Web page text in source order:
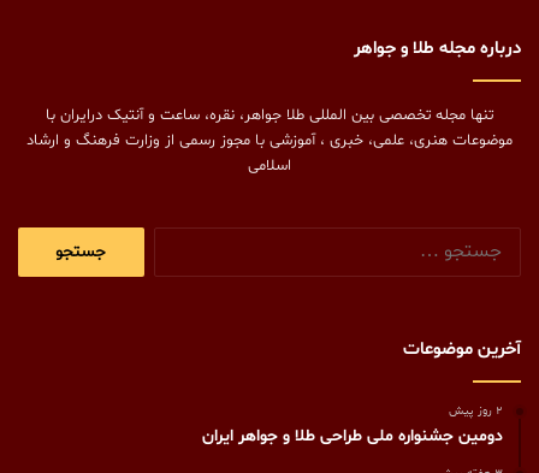
درباره مجله طلا و جواهر
تنها مجله تخصصی بین المللی طلا جواهر، نقره، ساعت و آنتیک درایران با
موضوعات هنری، علمی، خبری ، آموزشی با مجوز رسمی از وزارت فرهنگ و ارشاد
اسلامی
آخرین موضوعات
2 روز پیش
دومین جشنواره ملی طراحی طلا و جواهر ایران